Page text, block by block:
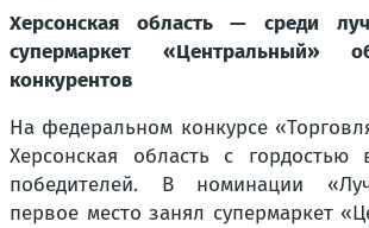
Херсонская область — среди
супермаркет «Центральный»
конкурентов
На федеральном конкурсе
Херсонская область с
победителей. В номинации
первое место занял супермаркет